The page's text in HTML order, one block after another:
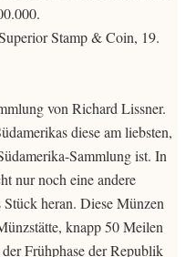
Stamp & Coin, 19.
von Richard Lissner.
diese am liebsten,
Sammlung ist. In
nur noch eine andere
heran. Diese Münzen
knapp 50 Meilen
Frühphase der Republik